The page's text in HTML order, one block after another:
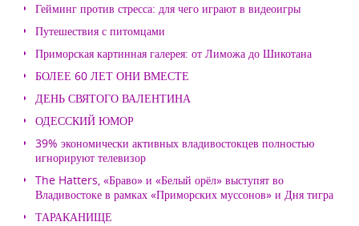
Гейминг против стресса: для чего играют в видеоигры
Путешествия с питомцами
Приморская картинная галерея: от Лиможа до Шикотана
БОЛЕЕ 60 ЛЕТ ОНИ ВМЕСТЕ
ДЕНЬ СВЯТОГО ВАЛЕНТИНА
ОДЕССКИЙ ЮМОР
39% экономически активных владивостокцев полностью
игнорируют телевизор
The Hatters, «Браво» и «Белый орёл» выступят во
Владивостоке в рамках «Приморских муссонов» и Дня тигра
ТАРАКАНИЩЕ